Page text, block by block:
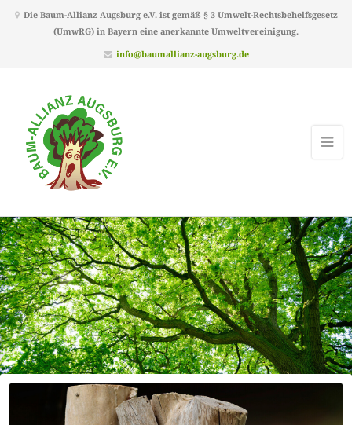
Die Baum-Allianz Augsburg e.V. ist gemäß § 3 Umwelt-Rechtsbehelfsgesetz
(UmwRG) in Bayern eine anerkannte Umweltvereinigung.
info@baumallianz-augsburg.de